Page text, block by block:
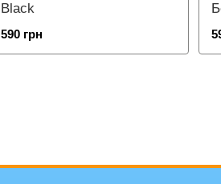
Black
590 грн